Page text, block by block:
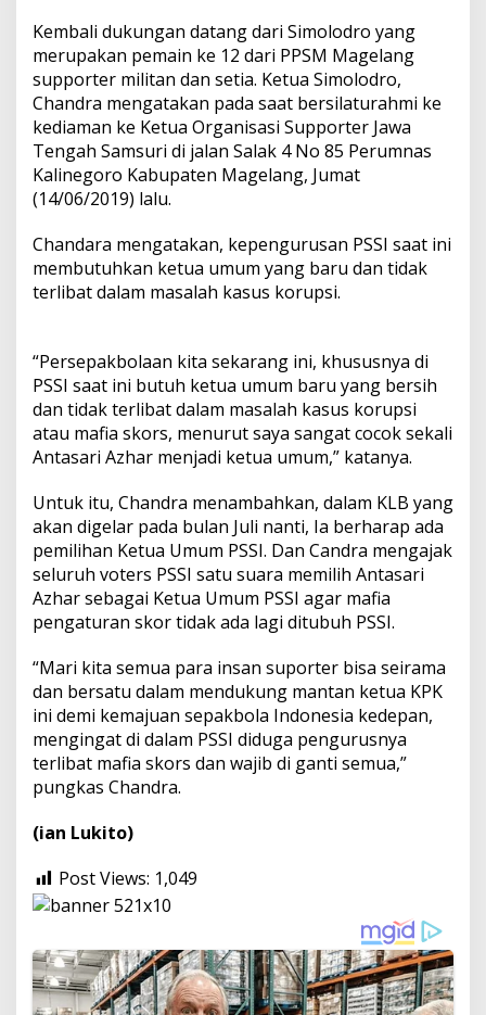
Kembali dukungan datang dari Simolodro yang
merupakan pemain ke 12 dari PPSM Magelang
supporter militan dan setia. Ketua Simolodro,
Chandra mengatakan pada saat bersilaturahmi ke
kediaman ke Ketua Organisasi Supporter Jawa
Tengah Samsuri di jalan Salak 4 No 85 Perumnas
Kalinegoro Kabupaten Magelang, Jumat
(14/06/2019) lalu.
Chandara mengatakan, kepengurusan PSSI saat ini
membutuhkan ketua umum yang baru dan tidak
terlibat dalam masalah kasus korupsi.
“Persepakbolaan kita sekarang ini, khususnya di
PSSI saat ini butuh ketua umum baru yang bersih
dan tidak terlibat dalam masalah kasus korupsi
atau mafia skors, menurut saya sangat cocok sekali
Antasari Azhar menjadi ketua umum,” katanya.
Untuk itu, Chandra menambahkan, dalam KLB yang
akan digelar pada bulan Juli nanti, Ia berharap ada
pemilihan Ketua Umum PSSI. Dan Candra mengajak
seluruh voters PSSI satu suara memilih Antasari
Azhar sebagai Ketua Umum PSSI agar mafia
pengaturan skor tidak ada lagi ditubuh PSSI.
“Mari kita semua para insan suporter bisa seirama
dan bersatu dalam mendukung mantan ketua KPK
ini demi kemajuan sepakbola Indonesia kedepan,
mengingat di dalam PSSI diduga pengurusnya
terlibat mafia skors dan wajib di ganti semua,”
pungkas Chandra.
(ian Lukito)
Post Views: 1,049